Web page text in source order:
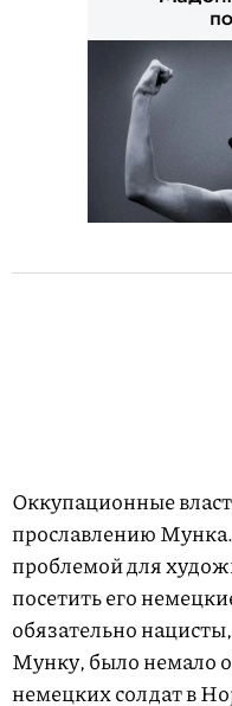
Оккупационные
прославлению
проблемой для
посетить его
обязательно
Мунку, было немало
немецких солдат в